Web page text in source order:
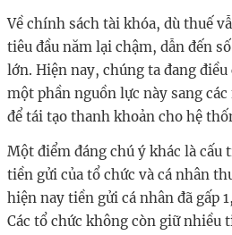
Về chính sách tài khóa, dù thuế
tiêu đầu năm lại chậm, dẫn đến
lớn. Hiện nay, chúng ta đang
một phần nguồn lực này sang
để tái tạo thanh khoản cho hệ
Một điểm đáng chú ý khác là cấu
tiền gửi của tổ chức và cá nhân
hiện nay tiền gửi cá nhân đã gấp
Các tổ chức không còn giữ nhiều